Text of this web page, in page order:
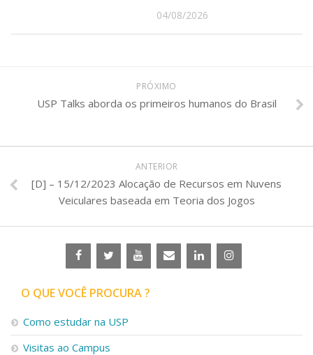
04/08/2026
PRÓXIMO
USP Talks aborda os primeiros humanos do Brasil
ANTERIOR
[D] – 15/12/2023 Alocação de Recursos em Nuvens
Veiculares baseada em Teoria dos Jogos
O QUE VOCÊ PROCURA ?
Como estudar na USP
Visitas ao Campus